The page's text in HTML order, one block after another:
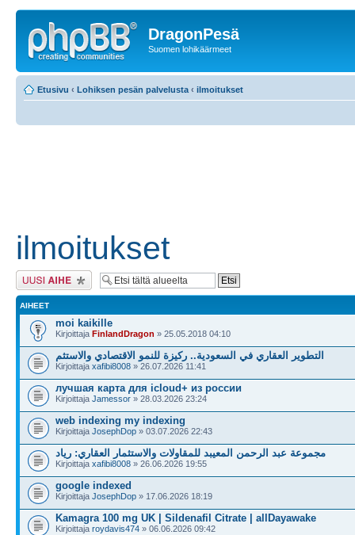
DragonPesä
Suomen lohikäärmeet
Etusivu ‹ Lohiksen pesän palvelusta ‹ ilmoitukset
ilmoitukset
Lähetä uusi viesti
AIHEET
moi kaikille
Kirjoittaja FinlandDragon » 25.05.2018 04:10
التطوير العقاري في السعودية.. ركيزة للنمو الاقتصادي والاستثم
Kirjoittaja xafibi8008 » 26.07.2026 11:41
лучшая карта для icloud+ из россии
Kirjoittaja Jamessor » 28.03.2026 23:24
web indexing my indexing
Kirjoittaja JosephDop » 03.07.2026 22:43
مجموعة عبد الرحمن المعيبد للمقاولات والاستثمار العقاري: رياد
Kirjoittaja xafibi8008 » 26.06.2026 19:55
google indexed
Kirjoittaja JosephDop » 17.06.2026 18:19
Kamagra 100 mg UK | Sildenafil Citrate | allDayawake
Kirjoittaja roydavis474 » 06.06.2026 09:42